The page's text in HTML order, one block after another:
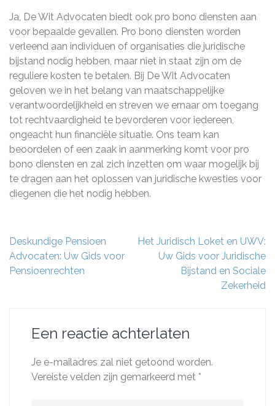
Ja, De Wit Advocaten biedt ook pro bono diensten aan
voor bepaalde gevallen. Pro bono diensten worden
verleend aan individuen of organisaties die juridische
bijstand nodig hebben, maar niet in staat zijn om de
reguliere kosten te betalen. Bij De Wit Advocaten
geloven we in het belang van maatschappelijke
verantwoordelijkheid en streven we ernaar om toegang
tot rechtvaardigheid te bevorderen voor iedereen,
ongeacht hun financiële situatie. Ons team kan
beoordelen of een zaak in aanmerking komt voor pro
bono diensten en zal zich inzetten om waar mogelijk bij
te dragen aan het oplossen van juridische kwesties voor
diegenen die het nodig hebben.
Berichtnavigatie
Deskundige Pensioen
Advocaten: Uw Gids voor
Pensioenrechten
Het Juridisch Loket en UWV:
Uw Gids voor Juridische
Bijstand en Sociale
Zekerheid
Een reactie achterlaten
Je e-mailadres zal niet getoond worden.
Vereiste velden zijn gemarkeerd met *